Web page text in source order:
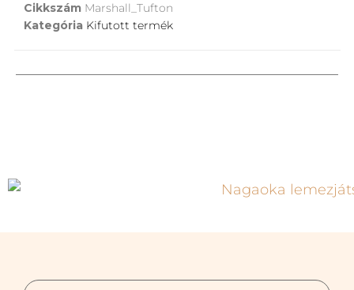
Cikkszám Marshall_Tufton
Kategória Kifutott termék